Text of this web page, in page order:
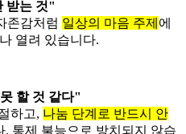
받는 것"
존감처럼 일상의 마음 주제 에
열려 있습니다.
할 것 같다"
하고, 나눔 단계로 반드시 안
통제 불능으로 방치되지 않습